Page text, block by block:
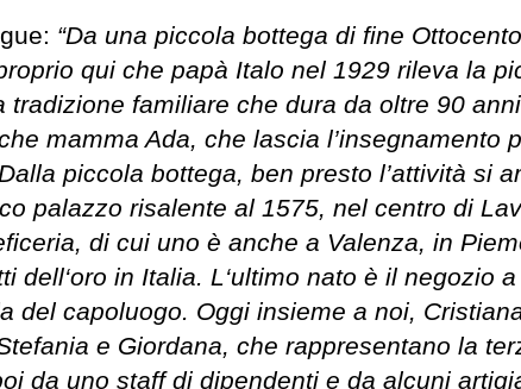
“Da una piccola bottega di fine
qui che papà Italo nel 1929 rileva la
familiare che dura da oltre 90
mamma Ada, che lascia l’insegnamento
piccola bottega, ben presto l’attività si
palazzo risalente al 1575, nel centro di
di cui uno è anche a Valenza, in
dell‘oro in Italia. L‘ultimo nato è il negozio
del capoluogo. Oggi insieme a noi,
e Giordana, che rappresentano la
da uno staff di dipendenti e da alcuni